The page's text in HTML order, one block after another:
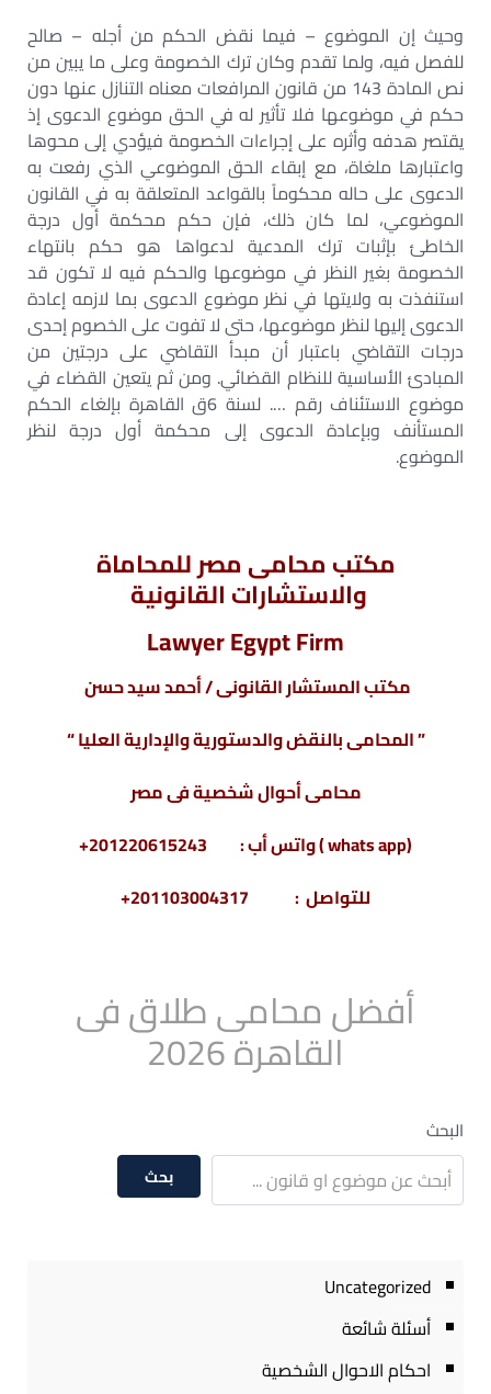
وحيث إن الموضوع – فيما نقض الحكم من أجله – صالح
للفصل فيه، ولما تقدم وكان ترك الخصومة وعلى ما يبين من
نص المادة 143 من قانون المرافعات معناه التنازل عنها دون
حكم في موضوعها فلا تأثير له في الحق موضوع الدعوى إذ
يقتصر هدفه وأثره على إجراءات الخصومة فيؤدي إلى محوها
واعتبارها ملغاة، مع إبقاء الحق الموضوعي الذي رفعت به
الدعوى على حاله محكوماً بالقواعد المتعلقة به في القانون
الموضوعي، لما كان ذلك، فإن حكم محكمة أول درجة
الخاطئ بإثبات ترك المدعية لدعواها هو حكم بانتهاء
الخصومة بغير النظر في موضوعها والحكم فيه لا تكون قد
استنفذت به ولايتها في نظر موضوع الدعوى بما لازمه إعادة
الدعوى إليها لنظر موضوعها، حتى لا تفوت على الخصوم إحدى
درجات التقاضي باعتبار أن مبدأ التقاضي على درجتين من
المبادئ الأساسية للنظام القضائي. ومن ثم يتعين القضاء في
موضوع الاستئناف رقم …. لسنة 6ق القاهرة بإلغاء الحكم
المستأنف وبإعادة الدعوى إلى محكمة أول درجة لنظر
الموضوع.
مكتب محامى مصر للمحاماة
والاستشارات القانونية
Lawyer Egypt Firm
مكتب المستشار القانونى / أحمد سيد حسن
” المحامى بالنقض والدستورية والإدارية العليا “
محامى أحوال شخصية فى مصر
(whats app ) واتس أب : 201220615243+
للتواصل : 201103004317+
أفضل محامى طلاق فى
القاهرة 2026
البحث
بحث
Uncategorized
أسئلة شائعة
احكام الاحوال الشخصية